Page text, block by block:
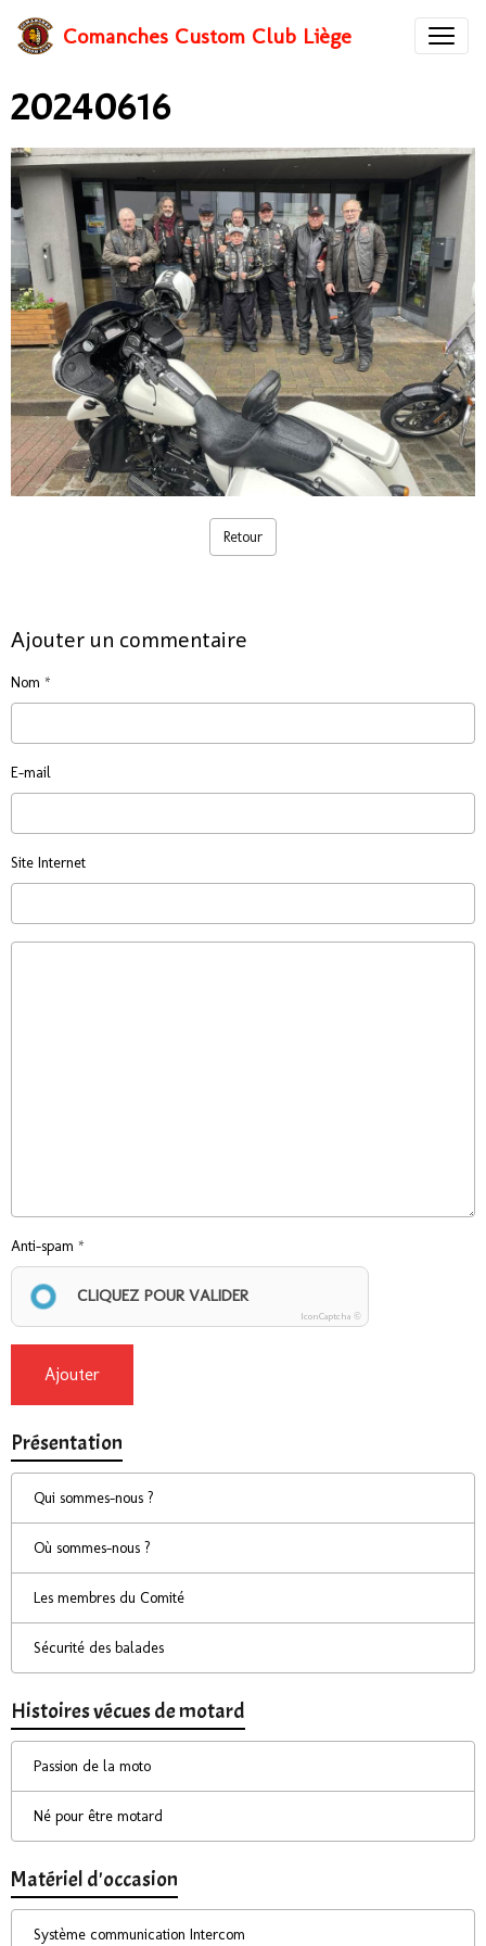
Comanches Custom Club Liège
20240616
Retour
Ajouter un commentaire
Nom
E-mail
Site Internet
Anti-spam
CLIQUEZ POUR VALIDER
IconCaptcha ©
Ajouter
Présentation
Qui sommes-nous ?
Où sommes-nous ?
Les membres du Comité
Sécurité des balades
Histoires vécues de motard
Passion de la moto
Né pour être motard
Matériel d'occasion
Système communication Intercom